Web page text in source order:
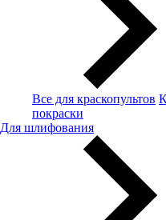
Все для краскопультов
покраски
Для шлифования